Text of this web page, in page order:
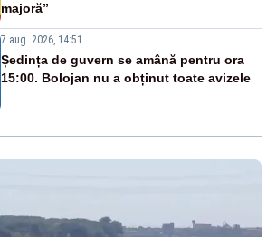
majoră”
7 aug. 2026, 14:51
Ședința de guvern se amână pentru ora
15:00. Bolojan nu a obținut toate avizele